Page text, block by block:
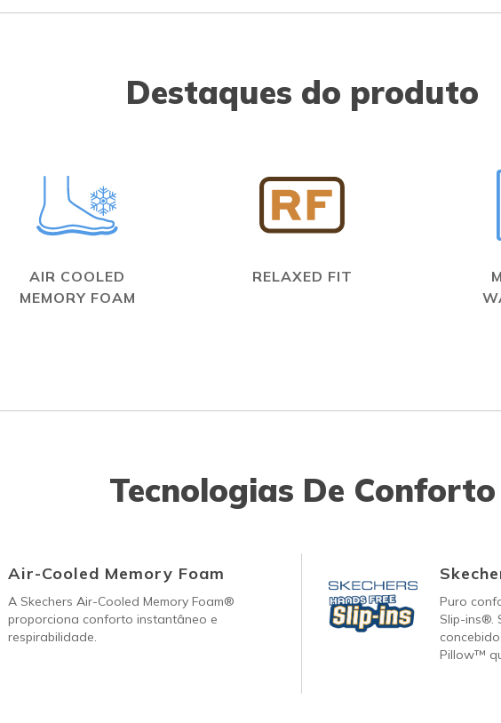
Destaques do produto
AIR COOLED
MEMORY FOAM
RELAXED FIT
Tecnologias De Conforto
Air-Cooled Memory Foam
A Skechers Air-Cooled Memory Foam®
proporciona conforto instantâneo e
respirabilidade.
Puro
Slip-ins®.
Pillow™